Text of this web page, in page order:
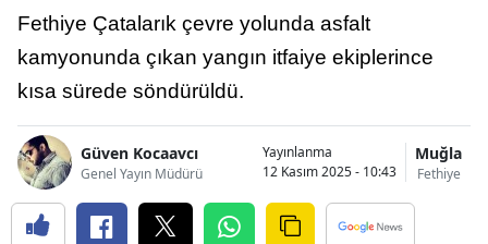
Fethiye Çatalarık çevre yolunda asfalt
kamyonunda çıkan yangın itfaiye ekiplerince
kısa sürede söndürüldü.
Güven Kocaavcı
Genel Yayın Müdürü
Yayınlanma
12 Kasım 2025 - 10:43
Muğla
Fethiye